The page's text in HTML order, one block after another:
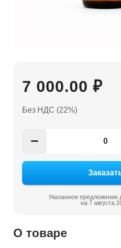
7 000.00 ₽
Без НДС (22%)
−
Указанное предложение
на 7 августа
О товаре